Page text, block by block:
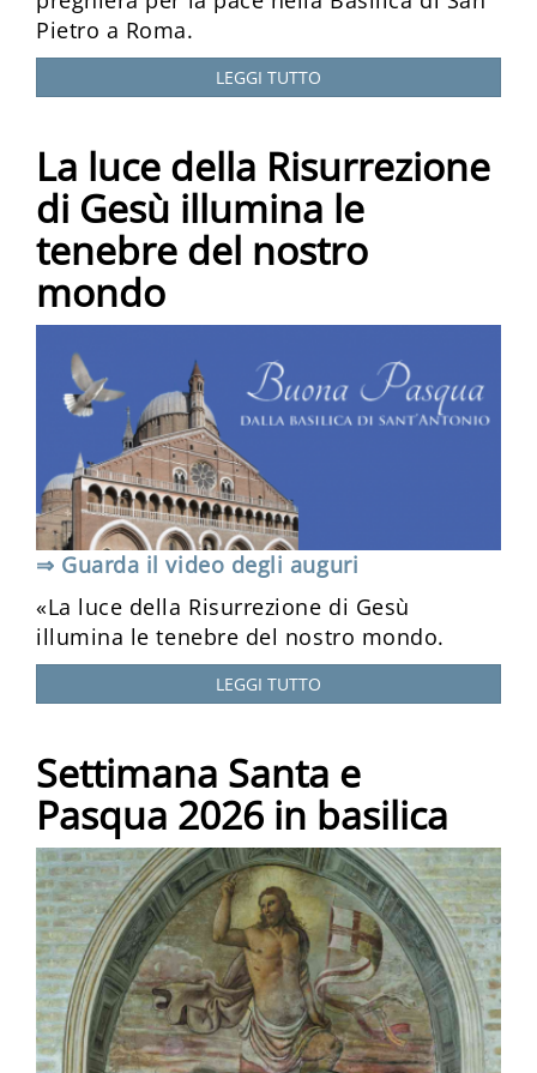
Pietro a Roma.
LEGGI TUTTO
La luce della Risurrezione
di Gesù illumina le
tenebre del nostro
mondo
⇒ Guarda il video degli auguri
«La luce della Risurrezione di Gesù
illumina le tenebre del nostro mondo.
LEGGI TUTTO
Settimana Santa e
Pasqua 2026 in basilica